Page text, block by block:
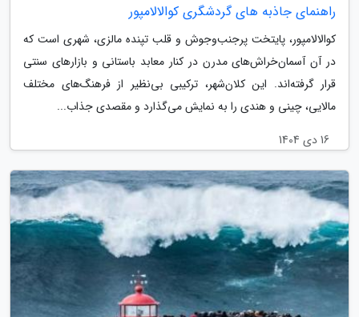
راهنمای جاذبه های گردشگری کوالالامپور
کوالالامپور، پایتخت پرجنب‌وجوش و قلب تپنده مالزی، شهری است که
در آن آسمان‌خراش‌های مدرن در کنار معابد باستانی و بازارهای سنتی
قرار گرفته‌اند. این کلان‌شهر، ترکیبی بی‌نظیر از فرهنگ‌های مختلف
مالایی، چینی و هندی را به نمایش می‌گذارد و مقصدی جذاب...
16 دی 1404